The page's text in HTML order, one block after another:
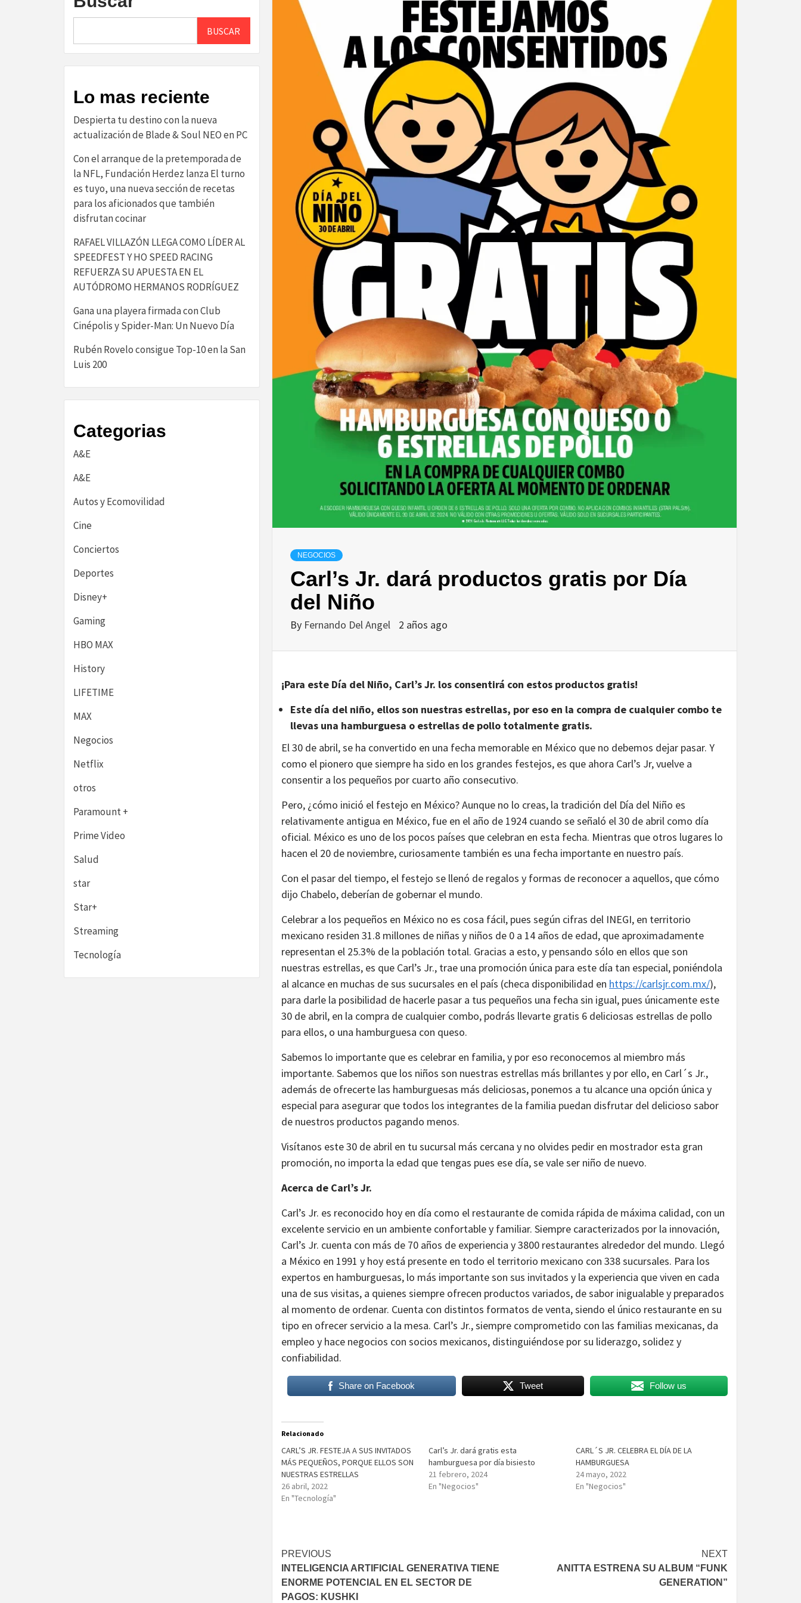
NEGOCIOS
Carl’s Jr. dará productos gratis por Día
del Niño
By Fernando Del Angel 2 años ago
¡Para este Día del Niño, Carl’s Jr. los consentirá con estos productos gratis!
Este día del niño, ellos son nuestras estrellas, por eso en la compra de cualquier combo te
llevas una hamburguesa o estrellas de pollo totalmente gratis.
El 30 de abril, se ha convertido en una fecha memorable en México que no debemos dejar pasar. Y
como el pionero que siempre ha sido en los grandes festejos, es que ahora Carl’s Jr, vuelve a
consentir a los pequeños por cuarto año consecutivo.
Pero, ¿cómo inició el festejo en México? Aunque no lo creas, la tradición del Día del Niño es
relativamente antigua en México, fue en el año de 1924 cuando se señaló el 30 de abril como día
oficial. México es uno de los pocos países que celebran en esta fecha. Mientras que otros lugares lo
hacen el 20 de noviembre, curiosamente también es una fecha importante en nuestro país.
Con el pasar del tiempo, el festejo se llenó de regalos y formas de reconocer a aquellos, que cómo
dijo Chabelo, deberían de gobernar el mundo.
Celebrar a los pequeños en México no es cosa fácil, pues según cifras del INEGI, en territorio
mexicano residen 31.8 millones de niñas y niños de 0 a 14 años de edad, que aproximadamente
representan el 25.3% de la población total. Gracias a esto, y pensando sólo en ellos que son
nuestras estrellas, es que Carl’s Jr., trae una promoción única para este día tan especial, poniéndola
al alcance en muchas de sus sucursales en el país (checa disponibilidad en https://carlsjr.com.mx/),
para darle la posibilidad de hacerle pasar a tus pequeños una fecha sin igual, pues únicamente este
30 de abril, en la compra de cualquier combo, podrás llevarte gratis 6 deliciosas estrellas de pollo
para ellos, o una hamburguesa con queso.
Sabemos lo importante que es celebrar en familia, y por eso reconocemos al miembro más
importante. Sabemos que los niños son nuestras estrellas más brillantes y por ello, en Carl´s Jr.,
además de ofrecerte las hamburguesas más deliciosas, ponemos a tu alcance una opción única y
especial para asegurar que todos los integrantes de la familia puedan disfrutar del delicioso sabor
de nuestros productos pagando menos.
Visítanos este 30 de abril en tu sucursal más cercana y no olvides pedir en mostrador esta gran
promoción, no importa la edad que tengas pues ese día, se vale ser niño de nuevo.
Acerca de Carl’s Jr.
Carl’s Jr. es reconocido hoy en día como el restaurante de comida rápida de máxima calidad, con un
excelente servicio en un ambiente confortable y familiar. Siempre caracterizados por la innovación,
Carl’s Jr. cuenta con más de 70 años de experiencia y 3800 restaurantes alrededor del mundo. Llegó
a México en 1991 y hoy está presente en todo el territorio mexicano con 338 sucursales. Para los
expertos en hamburguesas, lo más importante son sus invitados y la experiencia que viven en cada
una de sus visitas, a quienes siempre ofrecen productos variados, de sabor inigualable y preparados
al momento de ordenar. Cuenta con distintos formatos de venta, siendo el único restaurante en su
tipo en ofrecer servicio a la mesa. Carl’s Jr., siempre comprometido con las familias mexicanas, da
empleo y hace negocios con socios mexicanos, distinguiéndose por su liderazgo, solidez y
confiabilidad.
Share on Facebook Tweet Follow us
Relacionado
CARL’S JR. FESTEJA A SUS INVITADOS
MÁS PEQUEÑOS, PORQUE ELLOS SON
NUESTRAS ESTRELLAS
26 abril, 2022
En "Tecnología"
Carl’s Jr. dará gratis esta
hamburguesa por día bisiesto
21 febrero, 2024
En "Negocios"
CARL´S JR. CELEBRA EL DÍA DE LA
HAMBURGUESA
24 mayo, 2022
En "Negocios"
Post
navigation
PREVIOUS
INTELIGENCIA ARTIFICIAL GENERATIVA TIENE
ENORME POTENCIAL EN EL SECTOR DE
PAGOS: KUSHKI
NEXT
ANITTA ESTRENA SU ALBUM “FUNK
GENERATION”
BUSCAR
Lo mas reciente
Despierta tu destino con la nueva
actualización de Blade & Soul NEO en PC
Con el arranque de la pretemporada de
la NFL, Fundación Herdez lanza El turno
es tuyo, una nueva sección de recetas
para los aficionados que también
disfrutan cocinar
RAFAEL VILLAZÓN LLEGA COMO LÍDER AL
SPEEDFEST Y HO SPEED RACING
REFUERZA SU APUESTA EN EL
AUTÓDROMO HERMANOS RODRÍGUEZ
Gana una playera firmada con Club
Cinépolis y Spider-Man: Un Nuevo Día
Rubén Rovelo consigue Top-10 en la San
Luis 200
Categorias
A&E
A&E
Autos y Ecomovilidad
Cine
Conciertos
Deportes
Disney+
Gaming
HBO MAX
History
LIFETIME
MAX
Negocios
Netflix
otros
Paramount +
Prime Video
Salud
star
Star+
Streaming
Tecnología